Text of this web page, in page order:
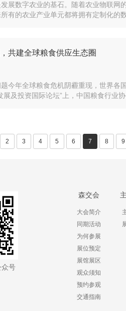
展数字农业的基石。随着农业物联网
有的农业产业单元都将拥有定制化的数
共建全球粮食供应生态圈
今年全球粮食危机阴霾重现，世界
及投资国际论坛”上，中国粮食行业协
2 3 4 5 6 7 8 9
众号
森交会
大会简介
同期活动
为何参展
展位预定
展馆展区
观众须知
预约参观
交通指南